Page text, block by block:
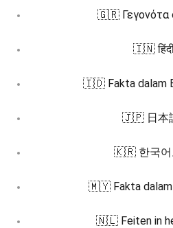
🇬🇷 Γεγονότα
🇮🇳
🇮🇩 Fakta dalam
🇯🇵 日本
🇰🇷 한국어
🇲🇾 Fakta dalam
🇳🇱 Feiten in